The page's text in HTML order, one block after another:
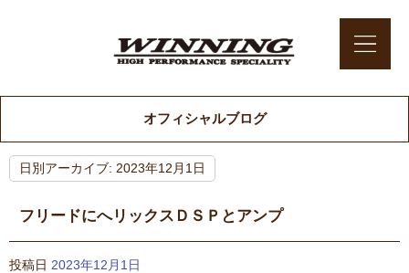
オフィシャルブログ
日別アーカイブ: 2023年12月1日
フリードにへリックスＤＳＰとアンプ
投稿日 2023年12月1日